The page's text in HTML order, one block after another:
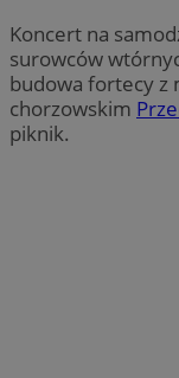
Koncert na
surowców
budowa fortecy z
chorzowskim
piknik.